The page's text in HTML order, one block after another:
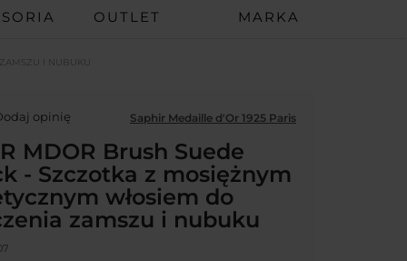
OUTLET MARKA
I NUBUKU
opinię Saphir Medaille d'Or 1925 Paris
MDOR Brush Suede
- Szczotka z mosiężnym
włosiem do
zamszu i nubuku